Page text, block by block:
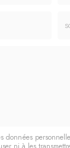
données